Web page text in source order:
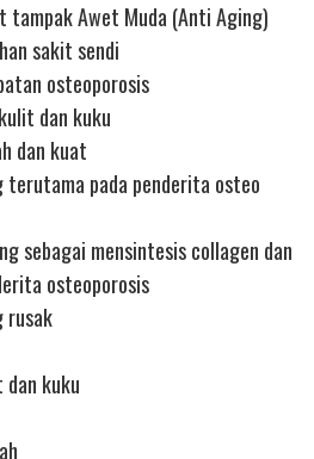
tampak Awet Muda (Anti Aging)
sakit sendi
osteoporosis
dan kuku
dan kuat
terutama pada penderita osteo
sebagai mensintesis collagen dan
osteoporosis
rusak
kuku